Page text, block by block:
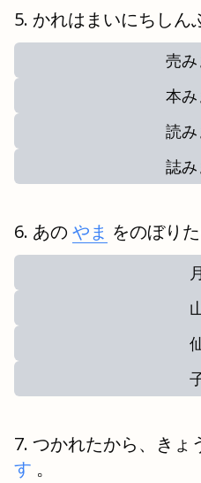
かれはまいにちしん
売
本
読
誌
あの やま をのぼりた
月
つかれたから、きょ
す 。